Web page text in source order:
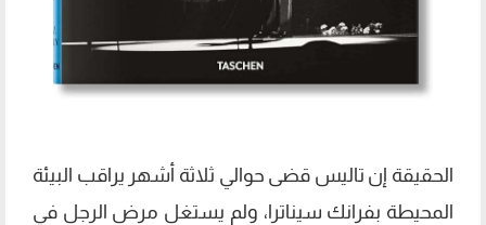
الحقيقة إن تاليس قضى حوالي ثلاثة أشهر يراقب البيئة
المحيطة بفرانك سيناترا، ولم يستغل مرض الرجل في